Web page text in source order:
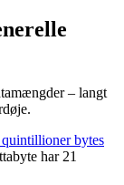
– langt
quintillioner bytes
har 21